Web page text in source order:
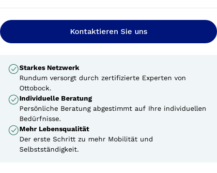
Kontaktieren Sie uns
Starkes Netzwerk
Rundum versorgt durch zertifizierte Experten von
Ottobock.
Individuelle Beratung
Persönliche Beratung abgestimmt auf Ihre individuellen
Bedürfnisse.
Mehr Lebensqualität
Der erste Schritt zu mehr Mobilität und
Selbstständigkeit.